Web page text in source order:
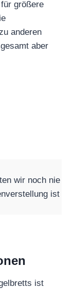
größere
anderen
aber
wir noch nie
ist
ist